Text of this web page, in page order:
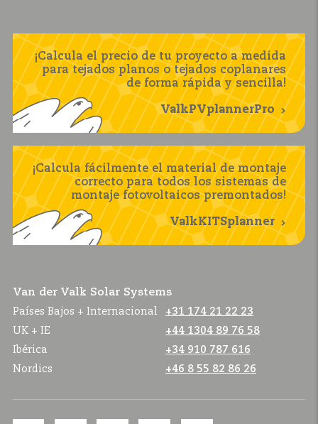
¡Calcula el precio de tu proyecto a medida
para tejados planos o tejados coplanares
de forma rápida y sencilla!
ValkPVplannerPro
¡Calcula fácilmente el material de montaje
correcto para todos los sistemas de
montaje fotovoltaicos premontados!
ValkKITSplanner
Van der Valk Solar Systems
Países Bajos + Internacional
+31 174 21 22 23
UK + IE
+44 1304 89 76 58
Ibérica
+34 910 787 616
Nordics
+46 8 55 82 86 26